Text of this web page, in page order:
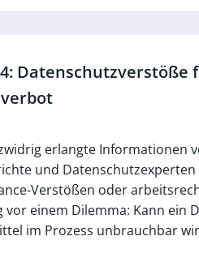
erlangte Informationen
und
Verstößen oder
einem Dilemma: Kann ein
im Prozess unbrauchbar